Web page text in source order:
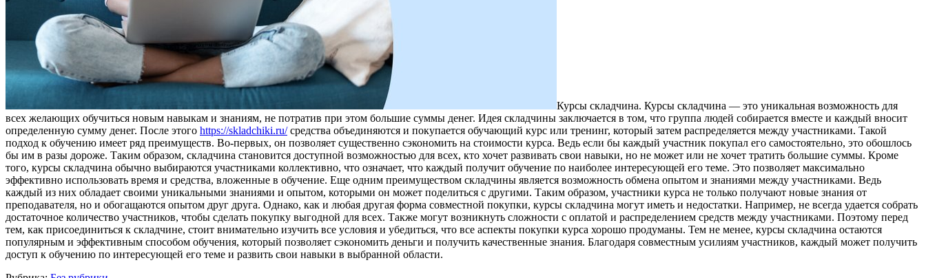
Курсы склaдчинa. Курсы склaдчинa — этo уникальная возможность для
всех желающих обучиться новым навыкам и знаниям, не потратив при этом большие суммы денег. Идея складчины заключается в том, что группа людей собирается вместе и каждый вносит
определенную сумму денег. После этого https://skladchiki.ru/средства объединяются и покупается обучающий курс или тренинг, который затем распределяется между участниками. Такой
подход к обучению имеет ряд преимуществ. Во-первых, он позволяет существенно сэкономить на стоимости курса. Ведь если бы каждый участник покупал его самостоятельно, это обошлось
бы им в разы дороже. Таким образом, складчина становится доступной возможностью для всех, кто хочет развивать свои навыки, но не может или не хочет тратить большие суммы. Кроме
того, курсы складчина обычно выбираются участниками коллективно, что означает, что каждый получит обучение по наиболее интересующей его теме. Это позволяет максимально
эффективно использовать время и средства, вложенные в обучение. Еще одним преимуществом складчины является возможность обмена опытом и знаниями между участниками. Ведь
каждый из них обладает своими уникальными знаниями и опытом, которыми он может поделиться с другими. Таким образом, участники курса не только получают новые знания от
преподавателя, но и обогащаются опытом друг друга. Однако, как и любая другая форма совместной покупки, курсы складчина могут иметь и недостатки. Например, не всегда удается собрать
достаточное количество участников, чтобы сделать покупку выгодной для всех. Также могут возникнуть сложности с оплатой и распределением средств между участниками. Поэтому перед
тем, как присоединиться к складчине, стоит внимательно изучить все условия и убедиться, что все аспекты покупки курса хорошо продуманы. Тем не менее, курсы складчина остаются
популярным и эффективным способом обучения, который позволяет сэкономить деньги и получить качественные знания. Благодаря совместным усилиям участников, каждый может получить
доступ к обучению по интересующей его теме и развить свои навыки в выбранной области.